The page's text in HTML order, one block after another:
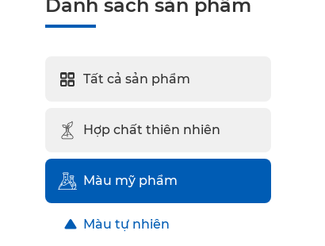
Danh sách sản phẩm
Tất cả sản phẩm
Hợp chất thiên nhiên
Màu mỹ phẩm
Màu tự nhiên